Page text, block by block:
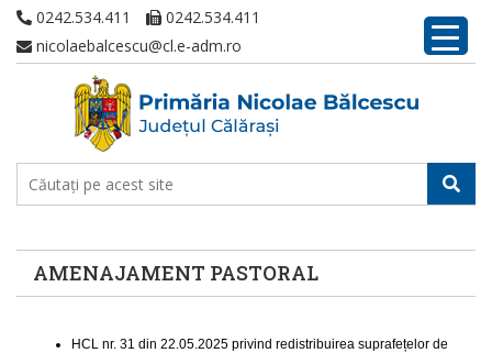
0242.534.411
0242.534.411
nicolaebalcescu@cl.e-adm.ro
AMENAJAMENT PASTORAL
HCL nr. 31 din 22.05.2025 privind redistribuirea suprafețelor de